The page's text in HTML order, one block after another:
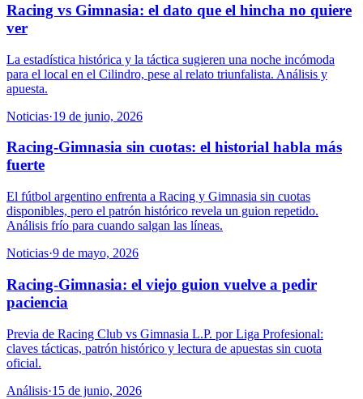
Racing vs Gimnasia: el dato que el hincha no quiere
ver
La estadística histórica y la táctica sugieren una noche incómoda
para el local en el Cilindro, pese al relato triunfalista. Análisis y
apuesta.
Noticias·19 de junio, 2026
Racing-Gimnasia sin cuotas: el historial habla más
fuerte
El fútbol argentino enfrenta a Racing y Gimnasia sin cuotas
disponibles, pero el patrón histórico revela un guion repetido.
Análisis frío para cuando salgan las líneas.
Noticias·9 de mayo, 2026
Racing-Gimnasia: el viejo guion vuelve a pedir
paciencia
Previa de Racing Club vs Gimnasia L.P. por Liga Profesional:
claves tácticas, patrón histórico y lectura de apuestas sin cuota
oficial.
Análisis·15 de junio, 2026